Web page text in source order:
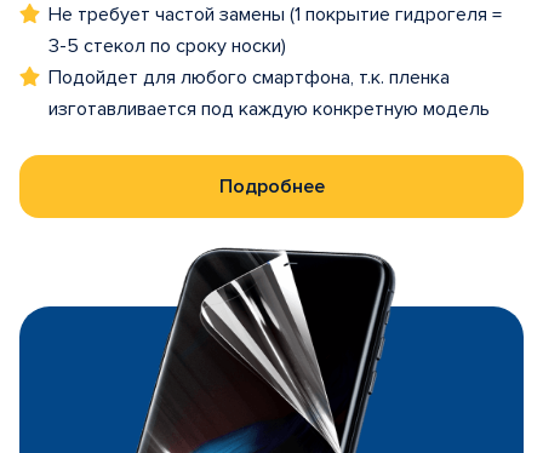
Не требует частой замены (1 покрытие гидрогеля =
3-5 стекол по сроку носки)
Подойдет для любого смартфона, т.к. пленка
изготавливается под каждую конкретную модель
Подробнее